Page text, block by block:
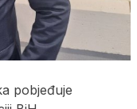
pobjeđuje